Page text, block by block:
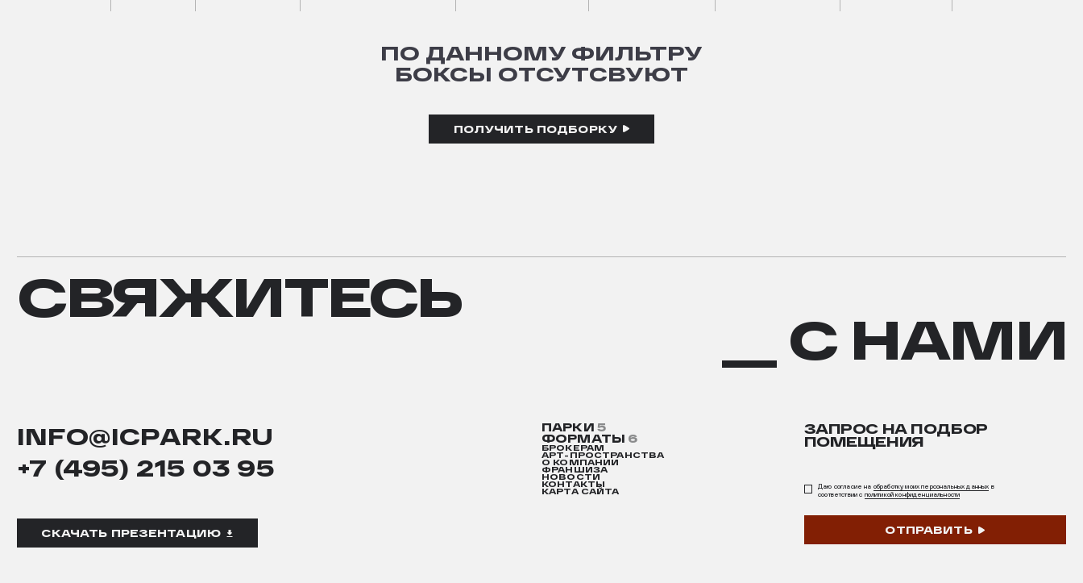
ПО ДАННОМУ ФИЛЬТРУ
БОКСЫ ОТСУТСВУЮТ
ПОЛУЧИТЬ ПОДБОРКУ
СВЯЖИТЕСЬ
С
СВЯЖИТЕСЬ
__ С НАМИ
INFO@ICPARK.RU
+7 (495) 215 03 95
СКАЧАТЬ ПРЕЗЕНТАЦИЮ
ПАРКИ 5
ФОРМАТЫ 6
БРОКЕРАМ
АРТ-ПРОСТРАНСТВА
О КОМПАНИИ
ФРАНШИЗА
НОВОСТИ
КОНТАКТЫ
КАРТА САЙТА
ЗАПРОС НА ПОДБОР
ПОМЕЩЕНИЯ
Даю согласие на обработку моих персональных данных в
соответствии с политикой конфиденциальности
ОТПРАВИТЬ